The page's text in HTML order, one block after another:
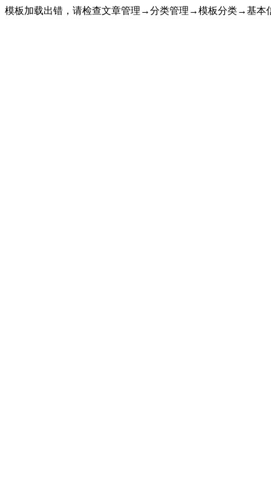
模板加载出错，请检查文章管理→分类管理→模板分类→基本